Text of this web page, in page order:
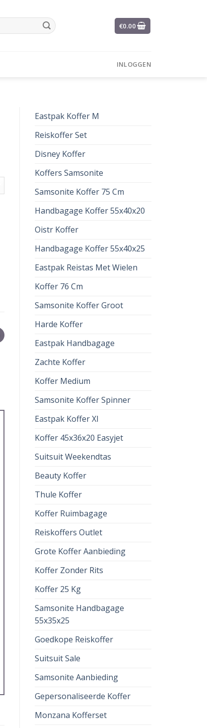
€0.00
INLOGGEN
Eastpak Koffer M
Reiskoffer Set
Disney Koffer
Koffers Samsonite
Samsonite Koffer 75 Cm
Handbagage Koffer 55x40x20
Oistr Koffer
Handbagage Koffer 55x40x25
Eastpak Reistas Met Wielen
Koffer 76 Cm
Samsonite Koffer Groot
Harde Koffer
Eastpak Handbagage
Zachte Koffer
Koffer Medium
Samsonite Koffer Spinner
Eastpak Koffer Xl
Koffer 45x36x20 Easyjet
Suitsuit Weekendtas
Beauty Koffer
Thule Koffer
Koffer Ruimbagage
Reiskoffers Outlet
Grote Koffer Aanbieding
Koffer Zonder Rits
Koffer 25 Kg
Samsonite Handbagage
55x35x25
Goedkope Reiskoffer
Suitsuit Sale
Samsonite Aanbieding
Gepersonaliseerde Koffer
Monzana Kofferset